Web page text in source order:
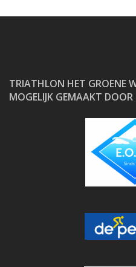
TRIATHLON HET GROENE
MOGELIJK GEMAAKT DOOR